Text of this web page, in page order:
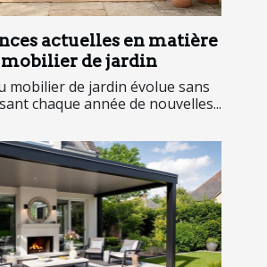
actuelles en matière
mobilier de jardin
mobilier de jardin évolue sans
chaque année de nouvelles...